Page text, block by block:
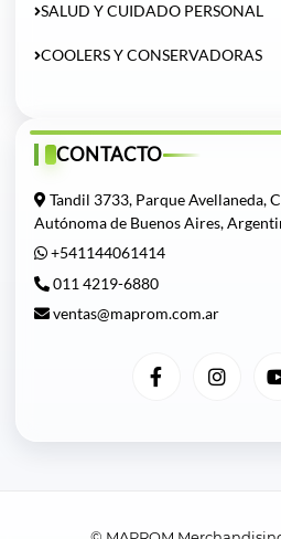
SALUD Y CUIDADO PERSONAL
COOLERS Y CONSERVADORAS
CONTACTO
Tandil 3733, Parque Avellaneda,
Autónoma de Buenos Aires,
+541144061414
011 4219-6880
ventas@maprom.com.ar